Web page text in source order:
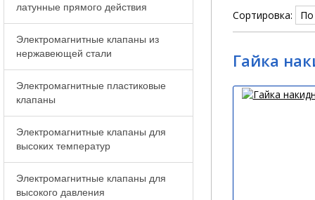
Сортировка:
Гайка
латунные прямого действия
Электромагнитные клапаны из
нержавеющей стали
Электромагнитные пластиковые
клапаны
Электромагнитные клапаны для
высоких температур
Электромагнитные клапаны для
высокого давления